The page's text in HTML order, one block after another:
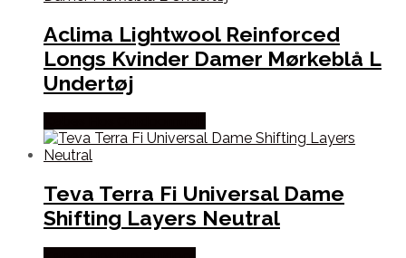
Aclima Lightwool Reinforced
Longs Kvinder Damer Mørkeblå L
Undertøj
Teva Terra Fi Universal Dame
Shifting Layers Neutral